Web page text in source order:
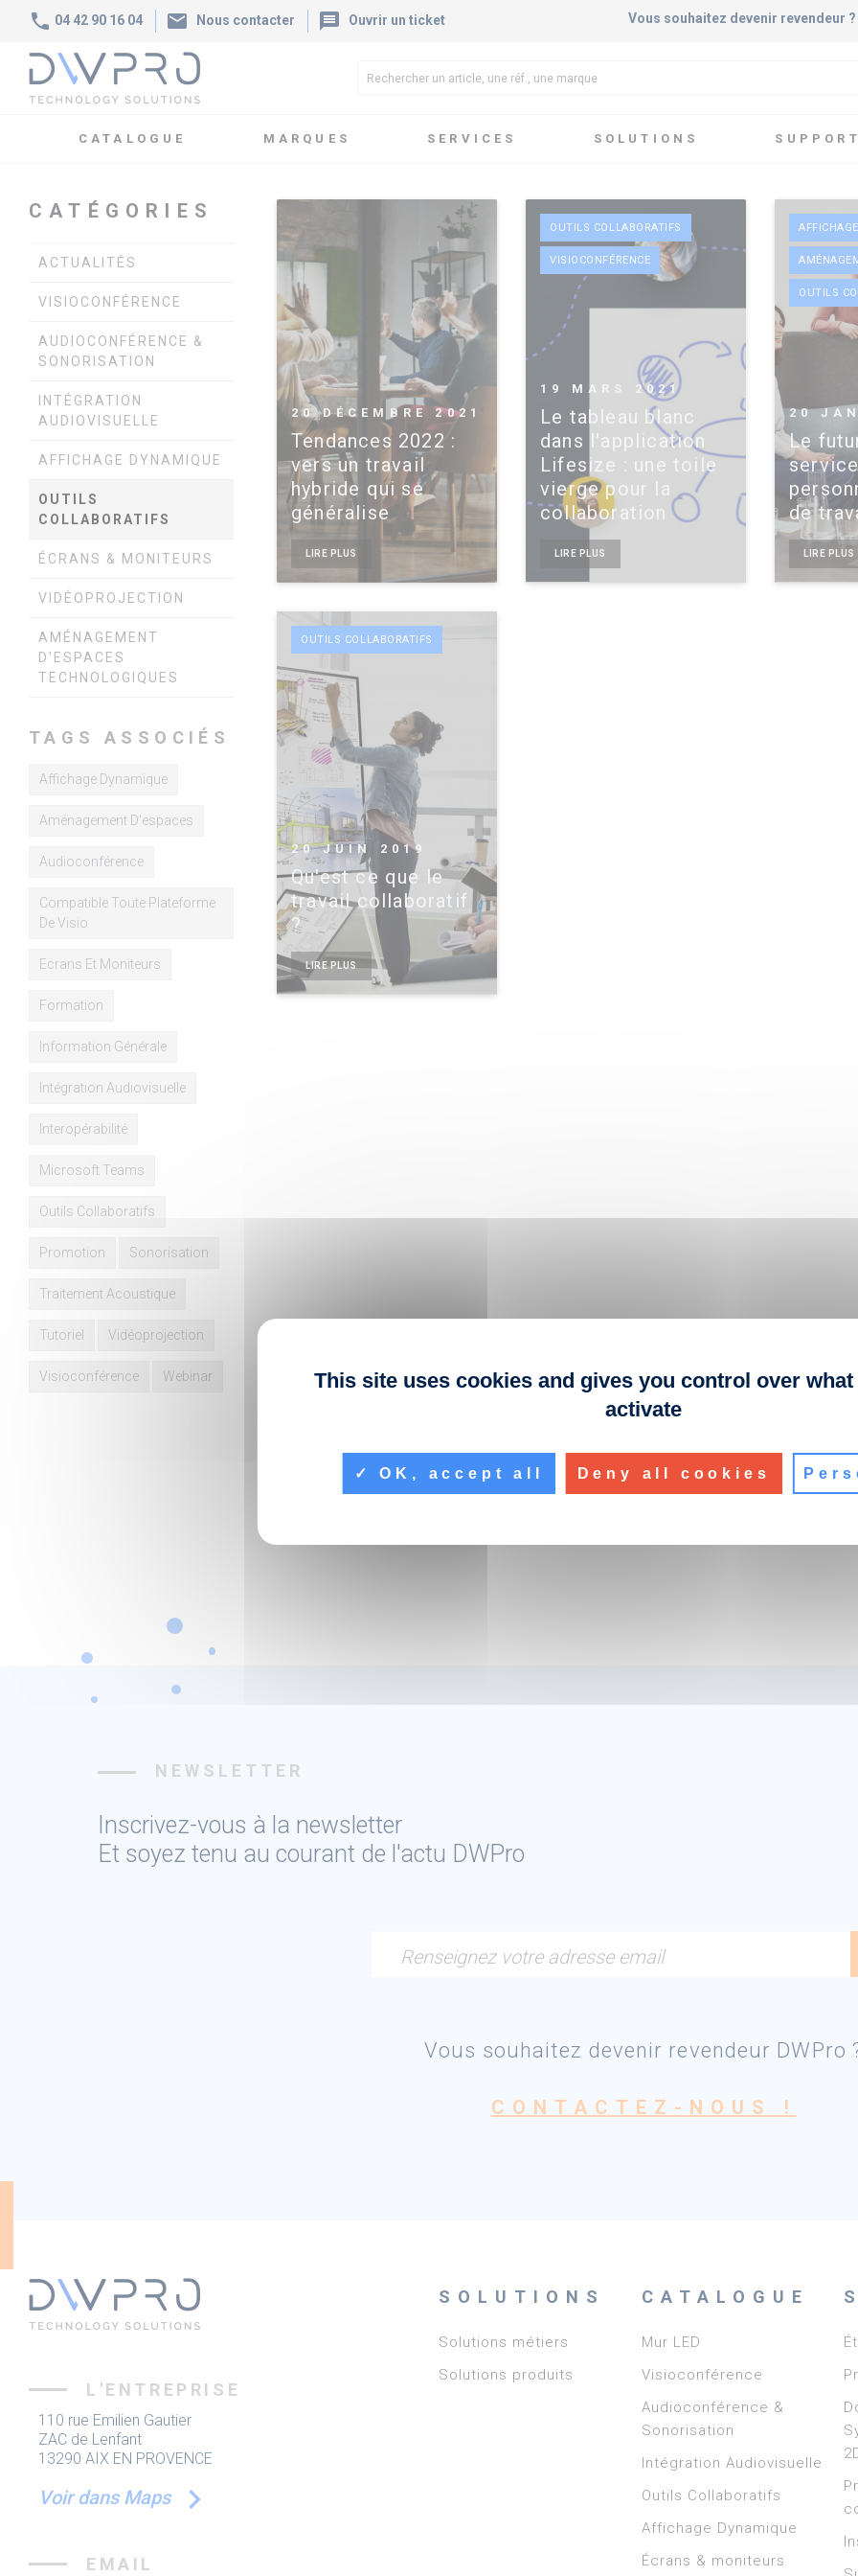
phone 04 42 90 16 04 mail Nous contacter message Ouvrir un ticket Vous souhaitez devenir revendeur ?
CATALOGUE MARQUES SERVICES SOLUTIONS SUPPORT
CATÉGORIES
ACTUALITÉS
VISIOCONFÉRENCE
AUDIOCONFÉRENCE &
SONORISATION
INTÉGRATION
AUDIOVISUELLE
AFFICHAGE DYNAMIQUE
OUTILS
COLLABORATIFS
ÉCRANS & MONITEURS
VIDÉOPROJECTION
AMÉNAGEMENT
D'ESPACES
TECHNOLOGIQUES
TAGS ASSOCIÉS
Affichage Dynamique
Aménagement D'espaces
Audioconférence
Compatible Toute Plateforme
De Visio
Ecrans Et Moniteurs
Formation
Information Générale
Intégration Audiovisuelle
Interopérabilité
Microsoft Teams
Outils Collaboratifs
Promotion Sonorisation
Traitement Acoustique
Tutoriel Vidéoprojection
Visioconférence Webinar
20 DÉCEMBRE 2021
Tendances 2022 :
vers un travail
hybride qui se
généralise
LIRE PLUS
OUTILS COLLABORATIFS
VISIOCONFÉRENCE
19 MARS 2021
Le tableau blanc
dans l'application
Lifesize : une toile
vierge pour la
collaboration
LIRE PLUS
OUTILS
20
Le
de
LIRE PLUS
OUTILS COLLABORATIFS
20 JUIN 2019
Qu'est ce que le
travail collaboratif
?
LIRE PLUS
NEWSLETTER
Inscrivez-vous à la newsletter
Et soyez tenu au courant de l'actu DWPro
Renseignez votre adresse email
Vous souhaitez devenir revendeur DWPro
CONTACTEZ-NOUS !
L'ENTREPRISE
110 rue Emilien Gautier
ZAC de Lenfant
13290 AIX EN PROVENCE
Voir dans Maps
EMAIL
SOLUTIONS
Solutions métiers
Solutions produits
CATALOGUE
Mur LED
Visioconférence
Audioconférence &
Sonorisation
Intégration Audiovisuelle
Outils Collaboratifs
Affichage Dynamique
Écrans & moniteurs
This site uses cookies and gives you control over
activate
OK, accept all Deny all cookies